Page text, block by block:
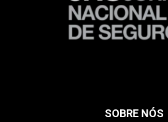
SOBRE NÓS